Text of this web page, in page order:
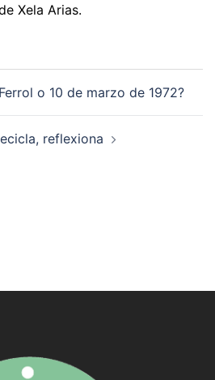
Xela Arias.
o 10 de marzo de 1972?
reflexiona